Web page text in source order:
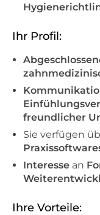
Ihr Profil:
freundlicher
Sie verfügen
Interesse an
Ihre Vorteile: